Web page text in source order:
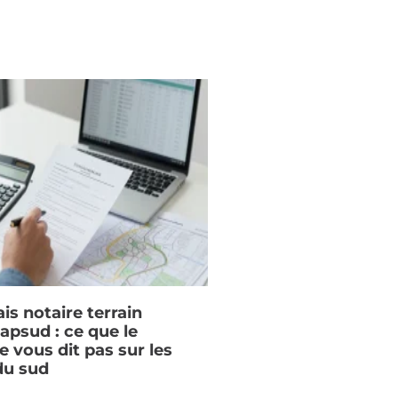
notaire terrain
: ce que le
vous dit pas sur les
sud